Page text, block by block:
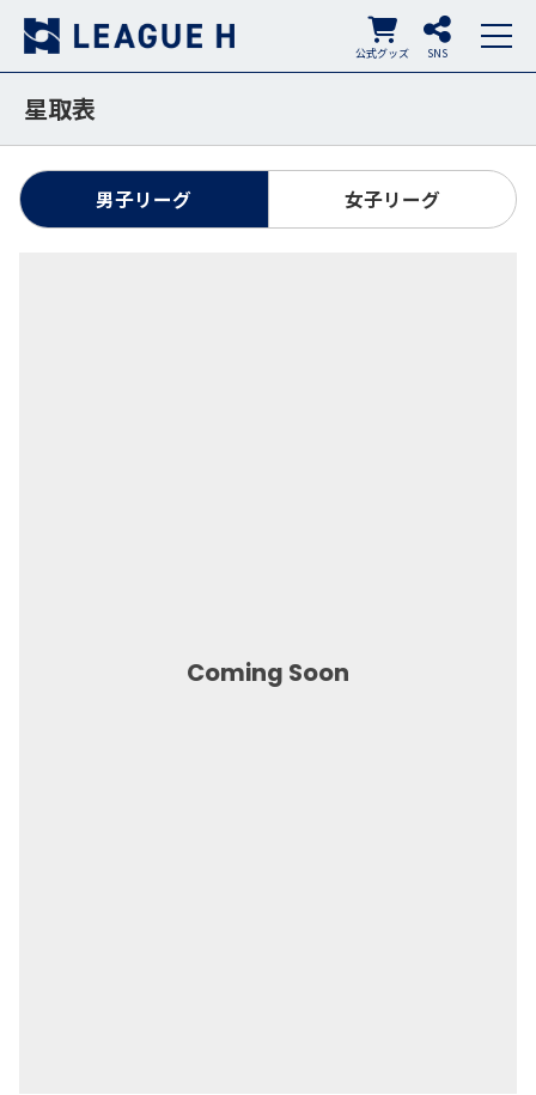
SNS
公式グッズ
星取表
男子リーグ 女子リーグ
Coming Soon